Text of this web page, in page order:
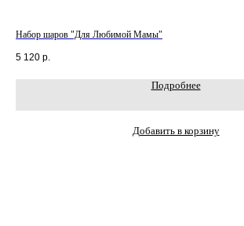
Набор шаров "Для Любимой Мамы"
5 120 р.
Подробнее
Добавить в корзину